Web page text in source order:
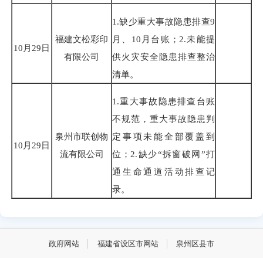
10月29日
福建文松彩印
有限公司
1.缺少重大事故隐患排查9
月、10月台账；2.未能提
供火灾安全隐患排查整治
清单。
10月29日
泉州市联创物
流有限公司
1.重大事故隐患排查台账
不规范，重大事故隐患判
定事项未能全部覆盖到
位；2.缺少“拆窗破网”打
通生命通道活动排查记
录。
政府网站 福建省设区市网站 泉州区县市